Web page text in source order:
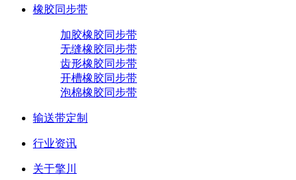
橡胶同步带
加胶橡胶同步带
无缝橡胶同步带
齿形橡胶同步带
开槽橡胶同步带
泡棉橡胶同步带
输送带定制
行业资讯
关于擎川